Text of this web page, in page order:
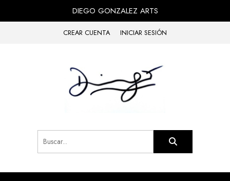
DIEGO GONZALEZ ARTS
CREAR CUENTA INICIAR SESIÓN